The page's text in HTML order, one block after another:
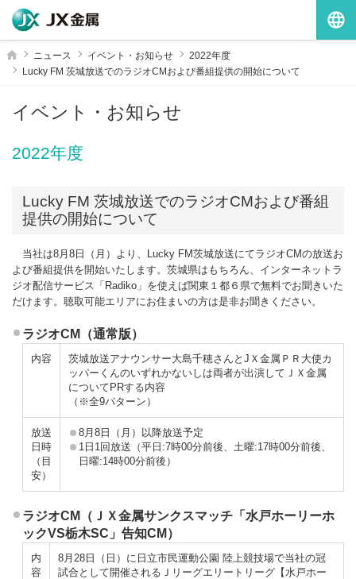
ホームニュース イベント・お知らせ
2022年度
Lucky FM 茨城放送でのラジオCMおよび番組提供の開始について
イベント・お知らせ
2022年度
Lucky FM 茨城放送でのラジオCMおよび番組
提供の開始について
当社は8月8日（月）より、Lucky FM茨城放送にてラジオCMの放送お
よび番組提供を開始いたします。茨城県はもちろん、インターネットラ
ジオ配信サービス「Radiko」を使えば関東１都６県で無料でお聞きいた
だけます。聴取可能エリアにお住まいの方は是非お聞きください。
ラジオCM（通常版）
内容
茨城放送アナウンサー大島千穂さんとJＸ金属ＰＲ大使カ
ッパーくんのいずれかないしは両者が出演してＪＸ金属
についてPRする内容
（※全9パターン）
放送
日時
（目
安）
8月8日（月）以降放送予定
1日1回放送（平日:7時00分前後、土曜:17時00分前後、
日曜:14時00分前後）
ラジオCM（ＪＸ金属サンクスマッチ「水戸ホーリーホ
ックVS栃木SC」告知CM）
内
容
8月28日（日）に日立市民運動公園 陸上競技場で当社の冠
試合として開催されるＪリーグエリートリーグ【水戸ホー